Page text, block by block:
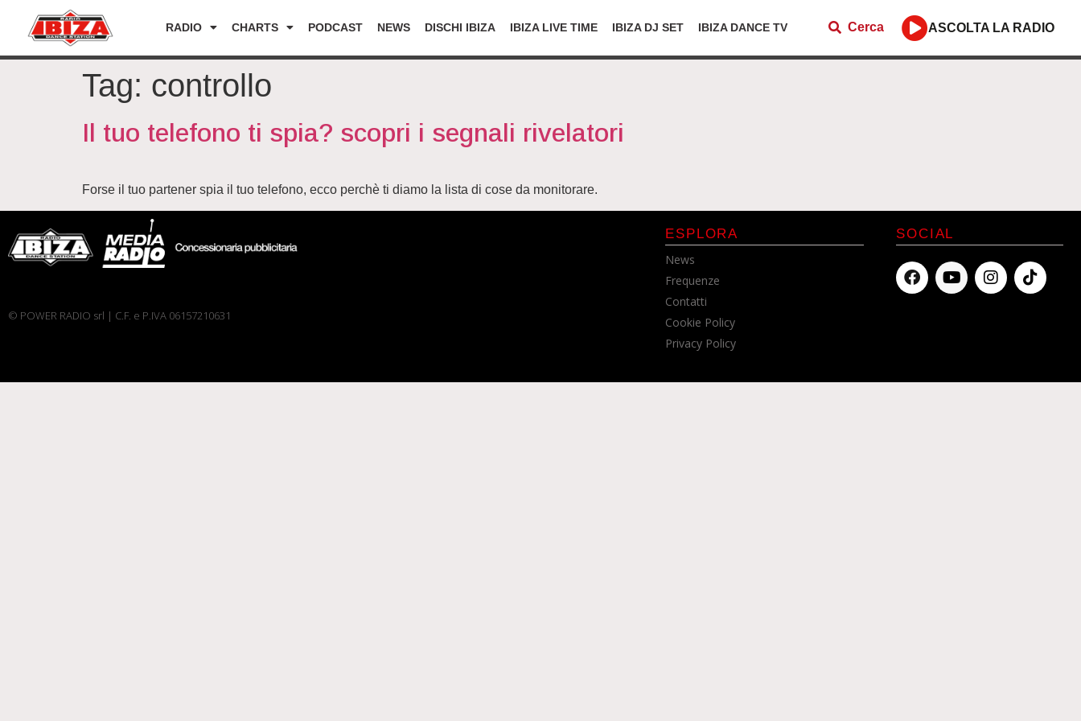
RADIO CHARTS PODCAST NEWS DISCHI IBIZA IBIZA LIVE TIME IBIZA DJ SET IBIZA DANCE TV Cerca ASCOLTA LA RADIO
Tag: controllo
Il tuo telefono ti spia? scopri i segnali rivelatori
Forse il tuo partener spia il tuo telefono, ecco perchè ti diamo la lista di cose da monitorare.
© POWER RADIO srl | C.F. e P.IVA 06157210631
ESPLORA
News
Frequenze
Contatti
Cookie Policy
Privacy Policy
SOCIAL